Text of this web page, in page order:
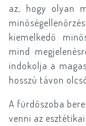
az, hogy olyan
kiemelkedő
mind
indokolja a
hosszú távon
A fürdőszoba
venni az